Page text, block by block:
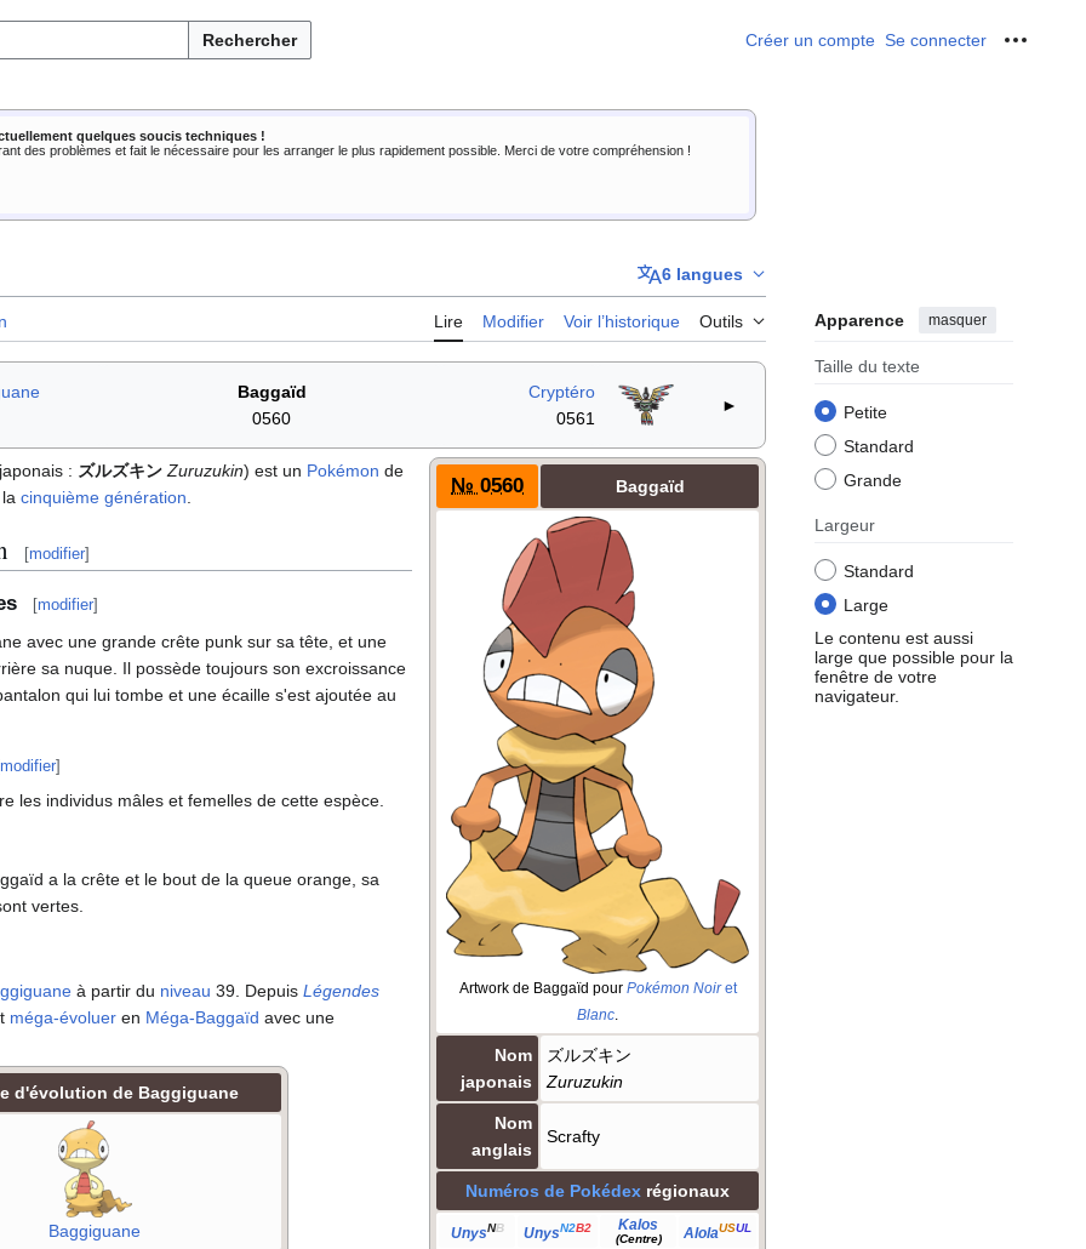
Rechercher Créer un compte Se connecter Outils
quelques soucis techniques !
des problèmes et fait le nécessaire pour les arranger le plus rapidement possible. Merci de votre compréhension !
6 langues
Lire Modifier Voir l’historique Outils Apparence masquer
Taille du texte
Petite
Standard
Grande
Largeur
Standard
Large
Le contenu est aussi
large que possible pour la
fenêtre de votre
navigateur.
Baggaïd
0560
Cryptéro
0561
►
№ 0560 Baggaïd
Artwork de Baggaïd pour Pokémon Noiret
Blanc
Nom
japonais
ズルズキン
Zuruzukin
Nom
anglais
Scrafty
Numéros de Pokédex régionaux
UnysNB UnysN2B2 Kalos
(Centre) AlolaUSUL
: ズルズキン Zuruzukin) est un Pokémon de
cinquième génération
[modifier]
[modifier]
avec une grande crête punk sur sa tête, et une
sa nuque. Il possède toujours son excroissance
qui lui tombe et une écaille s'est ajoutée au
modifier]
les individus mâles et femelles de cette espèce.
a la crête et le bout de la queue orange, sa
vertes.
à partir du niveau 39. Depuis Légendes
méga-évoluer en Méga-Baggaïd avec une
d'évolution de Baggiguane
Baggiguane